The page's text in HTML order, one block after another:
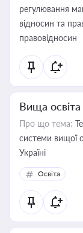
регулювання
відносин та
правовідносин
Вища освіта
Про що тема:
системи вищої
Україні
Освіта